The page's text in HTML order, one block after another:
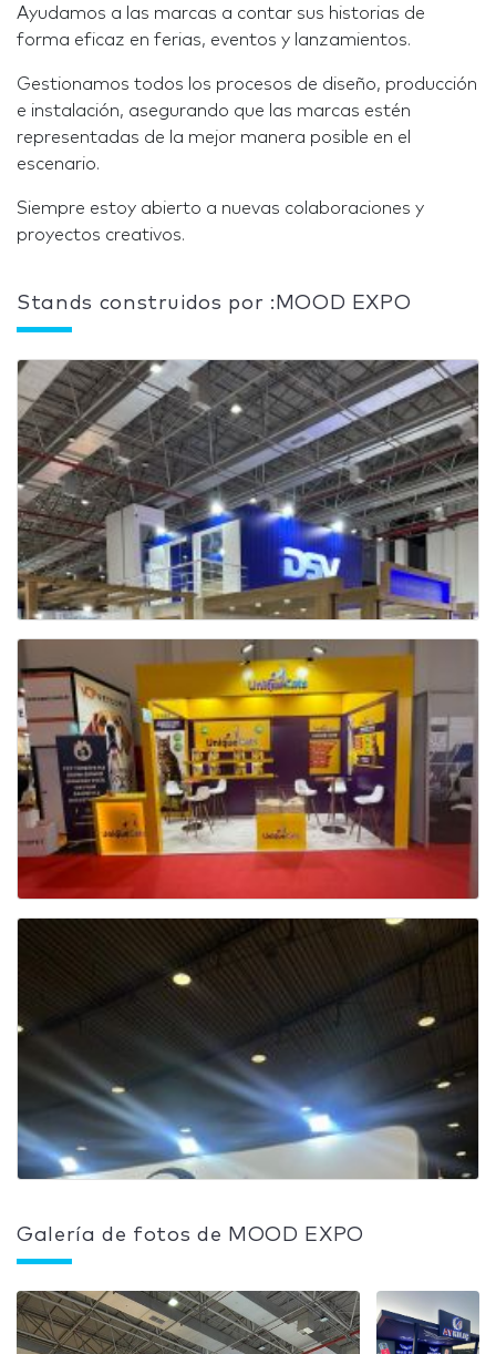
Ayudamos a las marcas a contar sus historias de
forma eficaz en ferias, eventos y lanzamientos.
Gestionamos todos los procesos de diseño, producción
e instalación, asegurando que las marcas estén
representadas de la mejor manera posible en el
escenario.
Siempre estoy abierto a nuevas colaboraciones y
proyectos creativos.
Stands construidos por :MOOD EXPO
Galería de fotos de MOOD EXPO